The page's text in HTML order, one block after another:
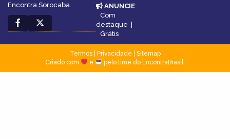
Encontra Sorocaba.
ANUNCIE:
Com
destaque |
Grátis
Termos| Privacidade
Sitemap
Criado com
e pelo time do EncontraBrasil